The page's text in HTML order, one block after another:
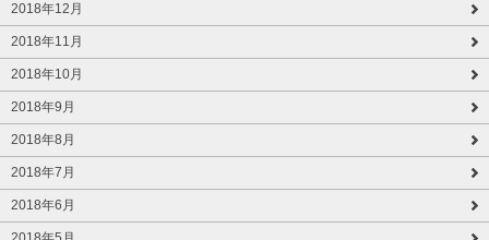
2018年12月
2018年11月
2018年10月
2018年9月
2018年8月
2018年7月
2018年6月